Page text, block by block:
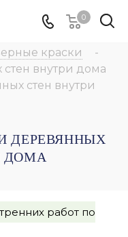
0
краски
-
внутри дома
стен внутри
ДЕРЕВЯННЫХ
ДОМА
работ по